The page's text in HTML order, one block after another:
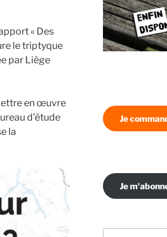
« Des
le triptyque
par Liège
en œuvre
d’étude
la
Je
Je